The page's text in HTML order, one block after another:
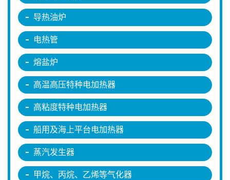
导热油炉
电热管
熔盐炉
高温高压特种电加热器
高粘度特种电加热器
船用及海上平台电加热器
蒸汽发生器
甲烷、丙烷、乙烯等气化器